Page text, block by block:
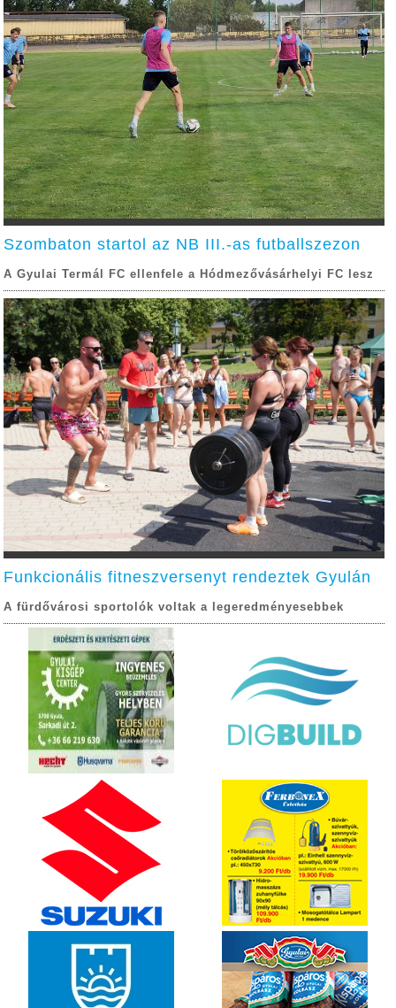
Szombaton startol az NB III.-as futballszezon
A Gyulai Termál FC ellenfele a Hódmezővásárhelyi FC lesz
Funkcionális fitneszversenyt rendeztek Gyulán
A fürdővárosi sportolók voltak a legeredményesebbek